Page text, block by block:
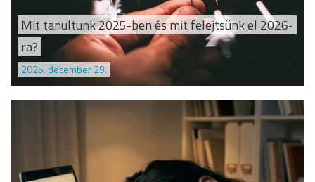
Mit tanultunk 2025-ben és mit felejtsünk el 2026-
ra?
2025. december 29.